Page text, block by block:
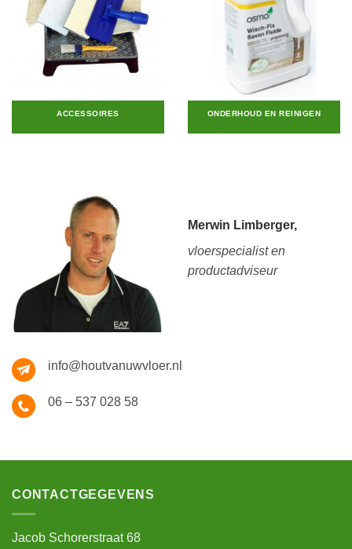
ACCESSOIRES ONDERHOUD EN REINIGEN
Merwin Limberger,
vloerspecialist en
productadviseur
info@houtvanuwvloer.nl
06 – 537 028 58
CONTACTGEGEVENS
Jacob Schorerstraat 68